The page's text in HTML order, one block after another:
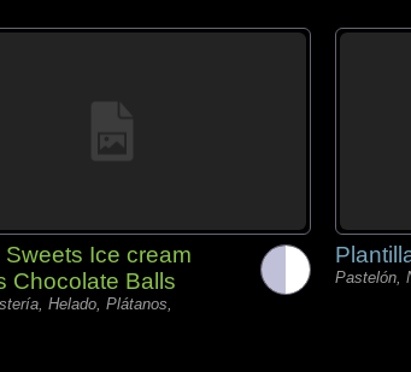
Sweets Ice cream
Chocolate Balls
Helado, Plátanos,
Pastelón,